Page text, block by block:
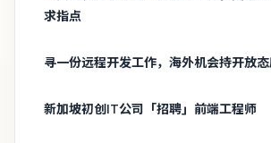
求指点
寻一份远程开发工作，海外机会持开放态
新加坡初创IT公司「招聘」前端工程师